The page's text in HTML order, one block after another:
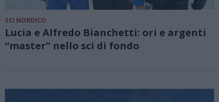
SCI NORDICO
Lucia e Alfredo Bianchetti: ori e argenti
“master” nello sci di fondo